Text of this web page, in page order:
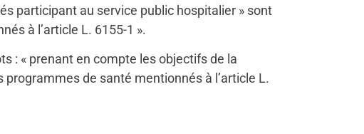
participant au service public hospitalier » sont
à l’article L. 6155-1 ».
: « prenant en compte les objectifs de la
de santé mentionnés à l’article L.